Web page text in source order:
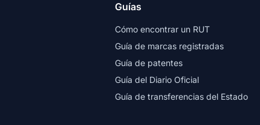
Guías
Cómo encontrar un RUT
Guía de marcas registradas
Guía de patentes
Guía del Diario Oficial
Guía de transferencias del Estado